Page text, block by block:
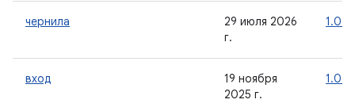
чернила
29 июля 2026
г.
1.0.0
вход
19 ноября
2025 г.
1.0.0